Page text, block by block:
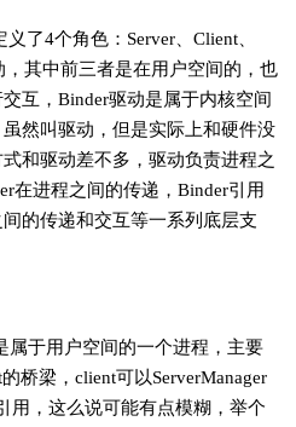
了4个角色：Server、Client、
，其中前三者是在用户空间的，也
互，Binder驱动是属于内核空间
然叫驱动，但是实际上和硬件没
和驱动差不多，驱动负责进程之
在进程之间的传递，Binder引用
的传递和交互等一系列底层支
属于用户空间的一个进程，主要
桥梁，client可以ServerManager
用，这么说可能有点模糊，举个